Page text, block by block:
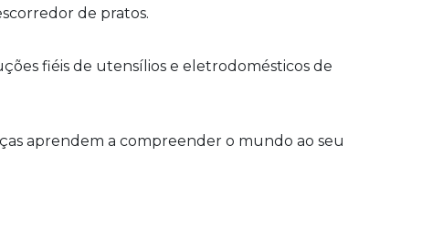
de pratos.
fiéis de utensílios e eletrodomésticos de
aprendem a compreender o mundo ao seu